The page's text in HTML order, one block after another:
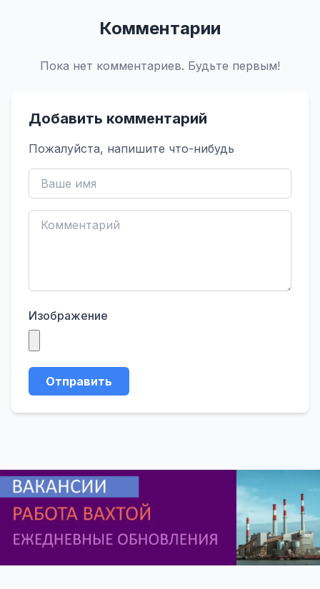
Комментарии
Пока нет комментариев. Будьте первым!
Добавить комментарий
Пожалуйста, напишите что-нибудь
Изображение
Отправить